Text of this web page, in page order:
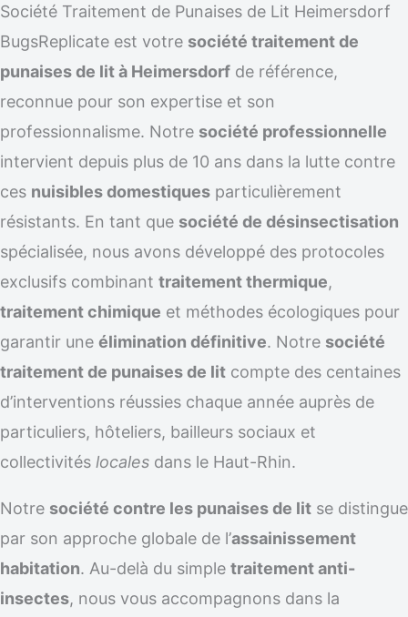
Société Traitement de Punaises de Lit Heimersdorf
BugsReplicate est votre société traitement de
punaises de lit à Heimersdorf de référence,
reconnue pour son expertise et son
professionnalisme. Notre société professionnelle
intervient depuis plus de 10 ans dans la lutte contre
ces nuisibles domestiques particulièrement
résistants. En tant que société de désinsectisation
spécialisée, nous avons développé des protocoles
exclusifs combinant traitement thermique,
traitement chimique et méthodes écologiques pour
garantir une élimination définitive. Notre société
traitement de punaises de lit compte des centaines
d’interventions réussies chaque année auprès de
particuliers, hôteliers, bailleurs sociaux et
collectivités locales dans le Haut-Rhin.
Notre société contre les punaises de lit se distingue
par son approche globale de l’assainissement
habitation. Au-delà du simple traitement anti-
insectes, nous vous accompagnons dans la